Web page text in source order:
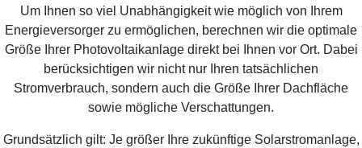
Um Ihnen so viel Unabhängigkeit wie möglich von Ihrem
Energieversorger zu ermöglichen, berechnen wir die optimale
Größe Ihrer Photovoltaikanlage direkt bei Ihnen vor Ort. Dabei
berücksichtigen wir nicht nur Ihren tatsächlichen
Stromverbrauch, sondern auch die Größe Ihrer Dachfläche
sowie mögliche Verschattungen.
Grundsätzlich gilt: Je größer Ihre zukünftige Solarstromanlage,